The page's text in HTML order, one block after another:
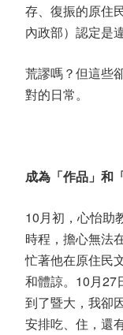
存、復振的原住
內政部）認定是違
荒謬嗎？但這些
對的日常。
成為「作品」和
10月初，心怡助
時程，擔心無法
忙著他在原住民
和體諒。10月27
到了暨大，我卻
安排吃、住，還